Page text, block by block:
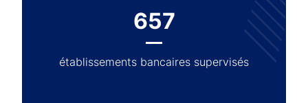
657
établissements bancaires supervisés